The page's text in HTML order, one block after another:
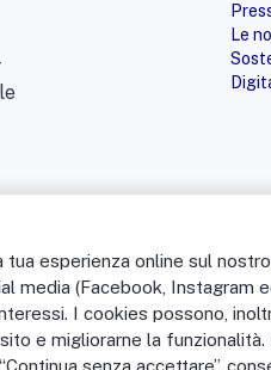
Le
esperienza online sul
media (Facebook, Instagram
I cookies possono,
e migliorarne la funzionalità.
senza accettare”,